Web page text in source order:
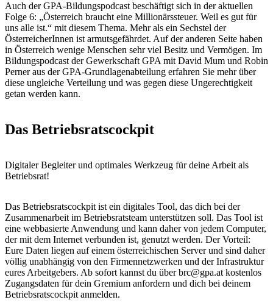
Auch der GPA-Bildungspodcast beschäftigt sich in der aktuellen
Folge 6: „Österreich braucht eine Millionärssteuer. Weil es gut für
uns alle ist.“ mit diesem Thema. Mehr als ein Sechstel der
ÖsterreicherInnen ist armutsgefährdet. Auf der anderen Seite haben
in Österreich wenige Menschen sehr viel Besitz und Vermögen. Im
Bildungspodcast der Gewerkschaft GPA mit David Mum und Robin
Perner aus der GPA-Grundlagenabteilung erfahren Sie mehr über
diese ungleiche Verteilung und was gegen diese Ungerechtigkeit
getan werden kann.
Das Betriebsratscockpit
Digitaler Begleiter und optimales Werkzeug für deine Arbeit als
Betriebsrat!
Das Betriebsratscockpit ist ein digitales Tool, das dich bei der
Zusammenarbeit im Betriebsratsteam unterstützen soll. Das Tool ist
eine webbasierte Anwendung und kann daher von jedem Computer,
der mit dem Internet verbunden ist, genutzt werden. Der Vorteil:
Eure Daten liegen auf einem österreichischen Server und sind daher
völlig unabhängig von den Firmennetzwerken und der Infrastruktur
eures Arbeitgebers. Ab sofort kannst du über brc@gpa.at kostenlos
Zugangsdaten für dein Gremium anfordern und dich bei deinem
Betriebsratscockpit anmelden.